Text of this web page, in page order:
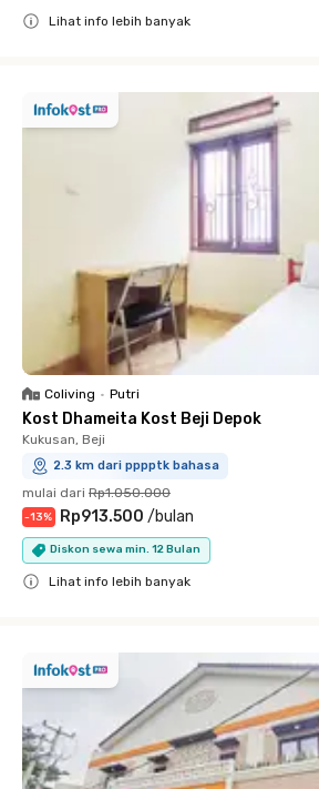
Lihat info lebih banyak
Coliving • Putri
Kost Dhameita Kost Beji Depok
Kukusan, Beji
2.3 km dari pppptk bahasa
mulai dari Rp1.050.000
-13% Rp913.500 /bulan
Diskon sewa min. 12 Bulan
Lihat info lebih banyak